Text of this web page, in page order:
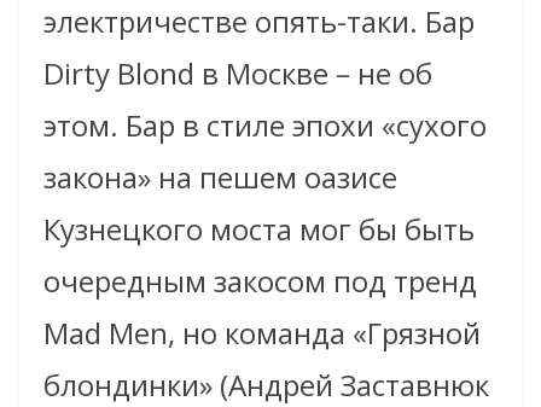
электричестве опять-таки. Бар
Dirty Blond в Москве – не об
этом. Бар в стиле эпохи «сухого
закона» на пешем оазисе
Кузнецкого моста мог бы быть
очередным закосом под тренд
Mad Men, но команда «Грязной
блондинки» (Андрей Заставнюк